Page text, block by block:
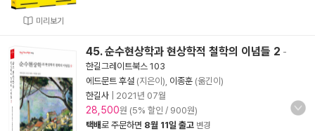
미리보기
45. 순수현상학과 현상학적 철학의 이념들 2 -
한길그레이트북스 103
에드문트 후설 (지은이), 이종훈 (옮긴이)
한길사
2021년 07월
28,500원 (5% 할인 / 900원)
택배로 주문하면 8월 11일 출고 변경